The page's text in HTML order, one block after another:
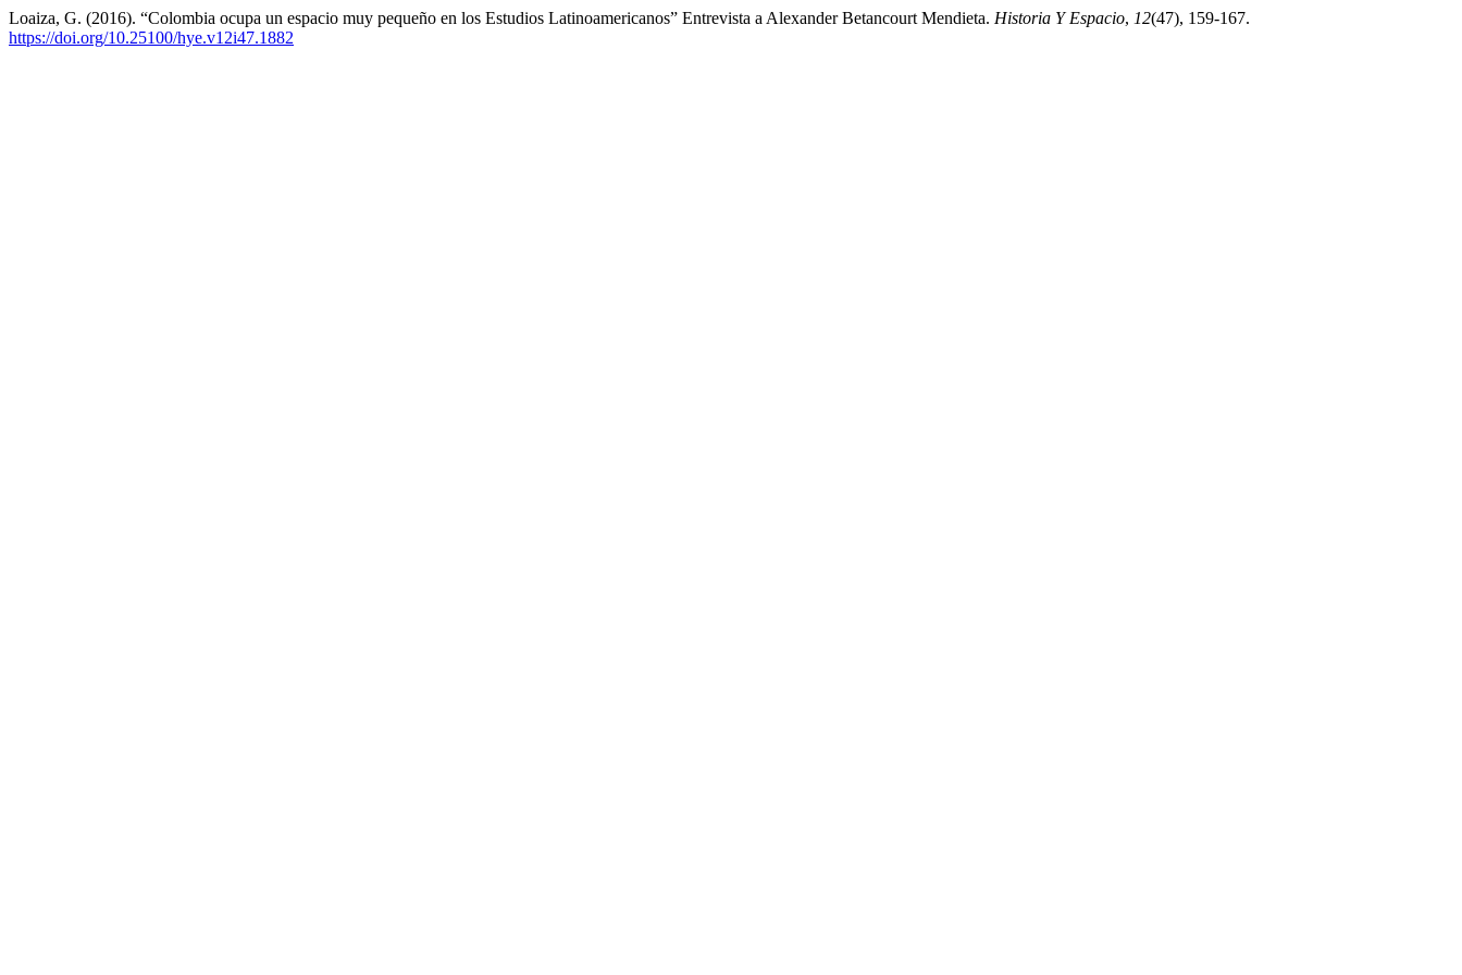
Loaiza, G. (2016). “Colombia ocupa un espacio muy pequeño en los Estudios Latinoamericanos” Entrevista a Alexander Betancourt Mendieta. Historia Y Espacio, 12(47), 159-167.
https://doi.org/10.25100/hye.v12i47.1882